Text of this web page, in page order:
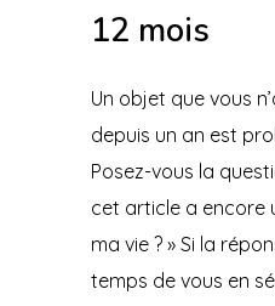
12 mois
Un objet que vous
depuis un an est
Posez-vous la
cet article a encore
ma vie ? » Si la
temps de vous en